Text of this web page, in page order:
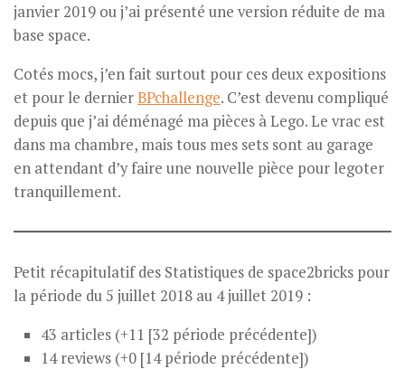
janvier 2019 ou j’ai présenté une version réduite de ma
base space.
Cotés mocs, j’en fait surtout pour ces deux expositions
et pour le dernierBPchallenge. C’est devenu compliqué
depuis que j’ai déménagé ma pièces à Lego. Le vrac est
dans ma chambre, mais tous mes sets sont au garage
en attendant d’y faire une nouvelle pièce pour legoter
tranquillement.
Petit récapitulatif des Statistiques de space2bricks pour
la période du 5 juillet 2018 au 4 juillet 2019 :
43 articles (+11 [32 période précédente])
14 reviews (+0 [14 période précédente])